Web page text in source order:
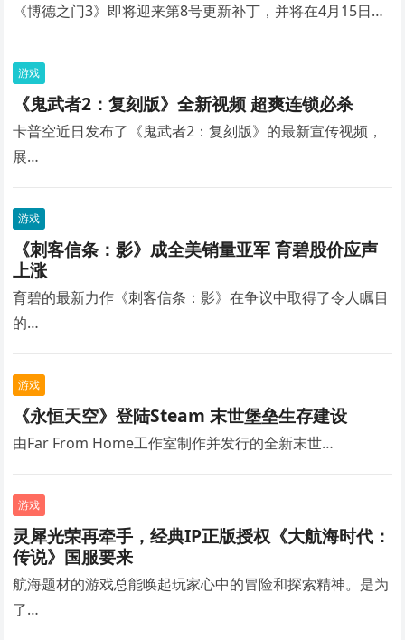
《博德之门3》即将迎来第8号更新补丁，并将在4月15日…
游戏
《鬼武者2：复刻版》全新视频 超爽连锁必杀
卡普空近日发布了《鬼武者2：复刻版》的最新宣传视频，
展…
游戏
《刺客信条：影》成全美销量亚军 育碧股价应声
上涨
育碧的最新力作《刺客信条：影》在争议中取得了令人瞩目
的…
游戏
《永恒天空》登陆Steam 末世堡垒生存建设
由Far From Home工作室制作并发行的全新末世…
游戏
灵犀光荣再牵手，经典IP正版授权《大航海时代：
传说》国服要来
航海题材的游戏总能唤起玩家心中的冒险和探索精神。是为
了…